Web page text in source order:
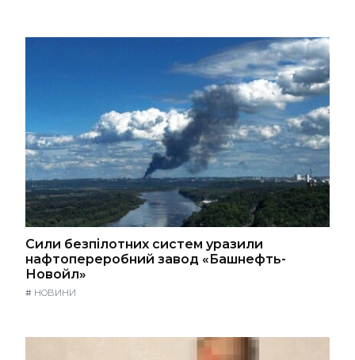
Сили безпілотних систем уразили
нафтопереробний завод «Башнефть-
Новойл»
# НОВИНИ